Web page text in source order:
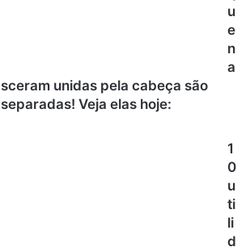
u
e
n
a
sceram unidas pela cabeça são
separadas! Veja elas hoje:
1
0
u
ti
li
d